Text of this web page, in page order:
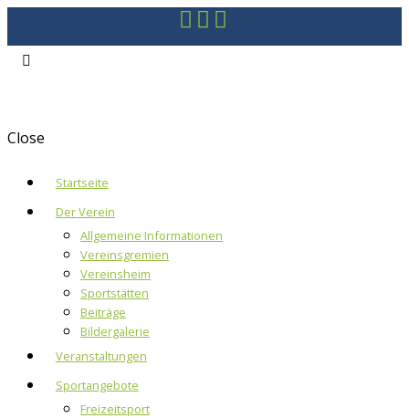
Close
Startseite
Der Verein
Allgemeine Informationen
Vereinsgremien
Vereinsheim
Sportstätten
Beiträge
Bildergalerie
Veranstaltungen
Sportangebote
Freizeitsport